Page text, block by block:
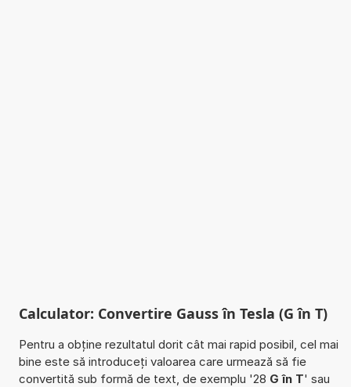
Calculator: Convertire Gauss în Tesla (G în T)
Pentru a obține rezultatul dorit cât mai rapid posibil, cel mai
bine este să introduceți valoarea care urmează să fie
convertită sub formă de text, de exemplu '28 G în T' sau